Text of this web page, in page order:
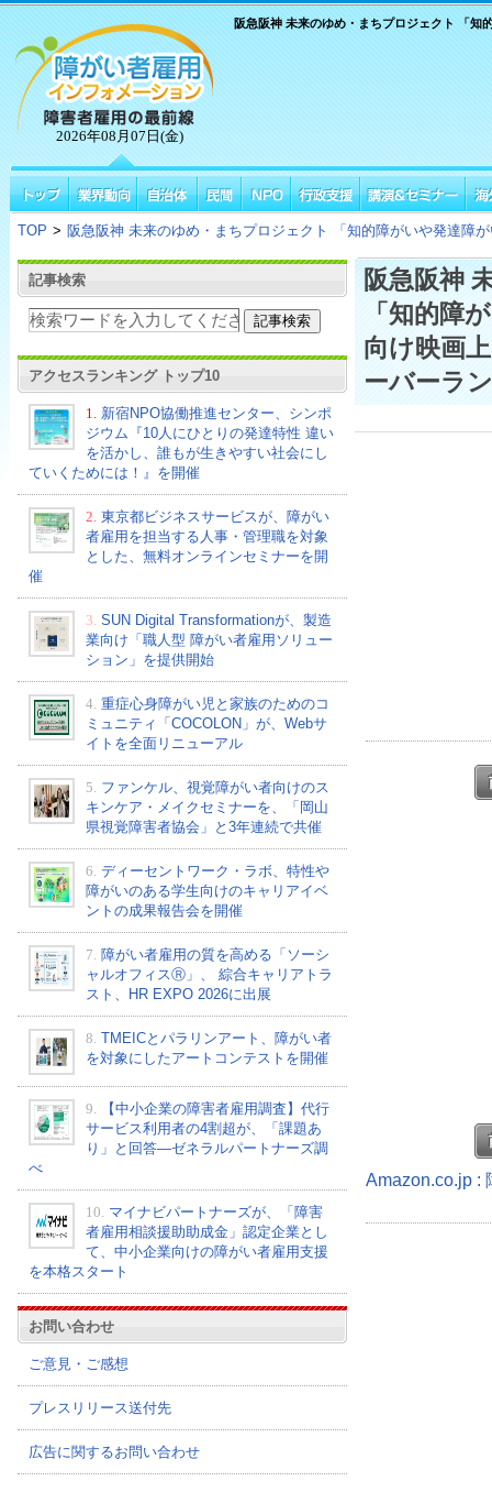
2026年08月07日(金)
阪急阪神 未来のゆめ・まちプロジェクト 「知
TOP > 阪急阪神 未来のゆめ・まちプロジェクト 「知的障がいや発達障
記事検索
アクセスランキング トップ10
1.
新宿NPO協働推進センター、シンポ
ジウム『10人にひとりの発達特性 違い
を活かし、誰もが生きやすい社会にし
ていくためには！』を開催
2. 東京都ビジネスサービスが、障がい
者雇用を担当する人事・管理職を対象
とした、無料オンラインセミナーを開
催
3. SUN Digital Transformationが、製造
業向け「職人型 障がい者雇用ソリュー
ション」を提供開始
4. 重症心身障がい児と家族のためのコ
ミュニティ「COCOLON」が、Webサ
イトを全面リニューアル
5. ファンケル、視覚障がい者向けのス
キンケア・メイクセミナーを、「岡山
県視覚障害者協会」と3年連続で共催
6. ディーセントワーク・ラボ、特性や
障がいのある学生向けのキャリアイベ
ントの成果報告会を開催
7. 障がい者雇用の質を高める「ソーシ
ャルオフィスⓇ」、 綜合キャリアトラ
スト、HR EXPO 2026に出展
8. TMEICとパラリンアート、障がい者
を対象にしたアートコンテストを開催
9.
【中小企業の障害者雇用調査】代行
サービス利用者の4割超が、「課題あ
り」と回答―ゼネラルパートナーズ調
べ
10. マイナビパートナーズが、「障害
者雇用相談援助助成金」認定企業とし
て、中小企業向けの障がい者雇用支援
を本格スタート
お問い合わせ
ご意見・ご感想
プレスリリース送付先
広告に関するお問い合わせ
阪急阪神
「知的障
向け映画
ーバーラ
Amazon.co.jp :